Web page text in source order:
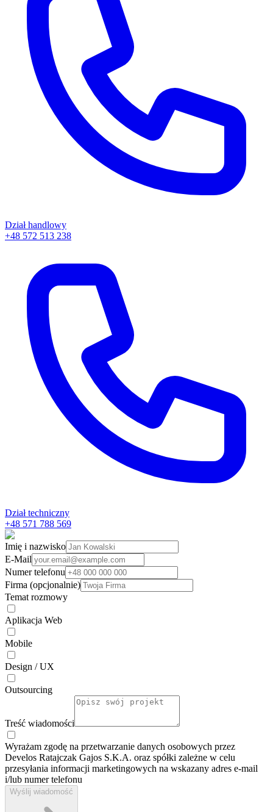
Dział handlowy
+48 572 513 238
Dział techniczny
+48 571 788 569
Imię i nazwisko
E-Mail
Numer telefonu
Firma (opcjonalnie)
Temat rozmowy
Aplikacja Web
Mobile
Design / UX
Outsourcing
Treść wiadomości
Wyrażam zgodę na przetwarzanie danych osobowych przez
Develos Ratajczak Gajos S.K.A. oraz spółki zależne w celu
przesyłania informacji marketingowych na wskazany adres e-⁠mail
i/lub numer telefonu
Wyślij wiadomość